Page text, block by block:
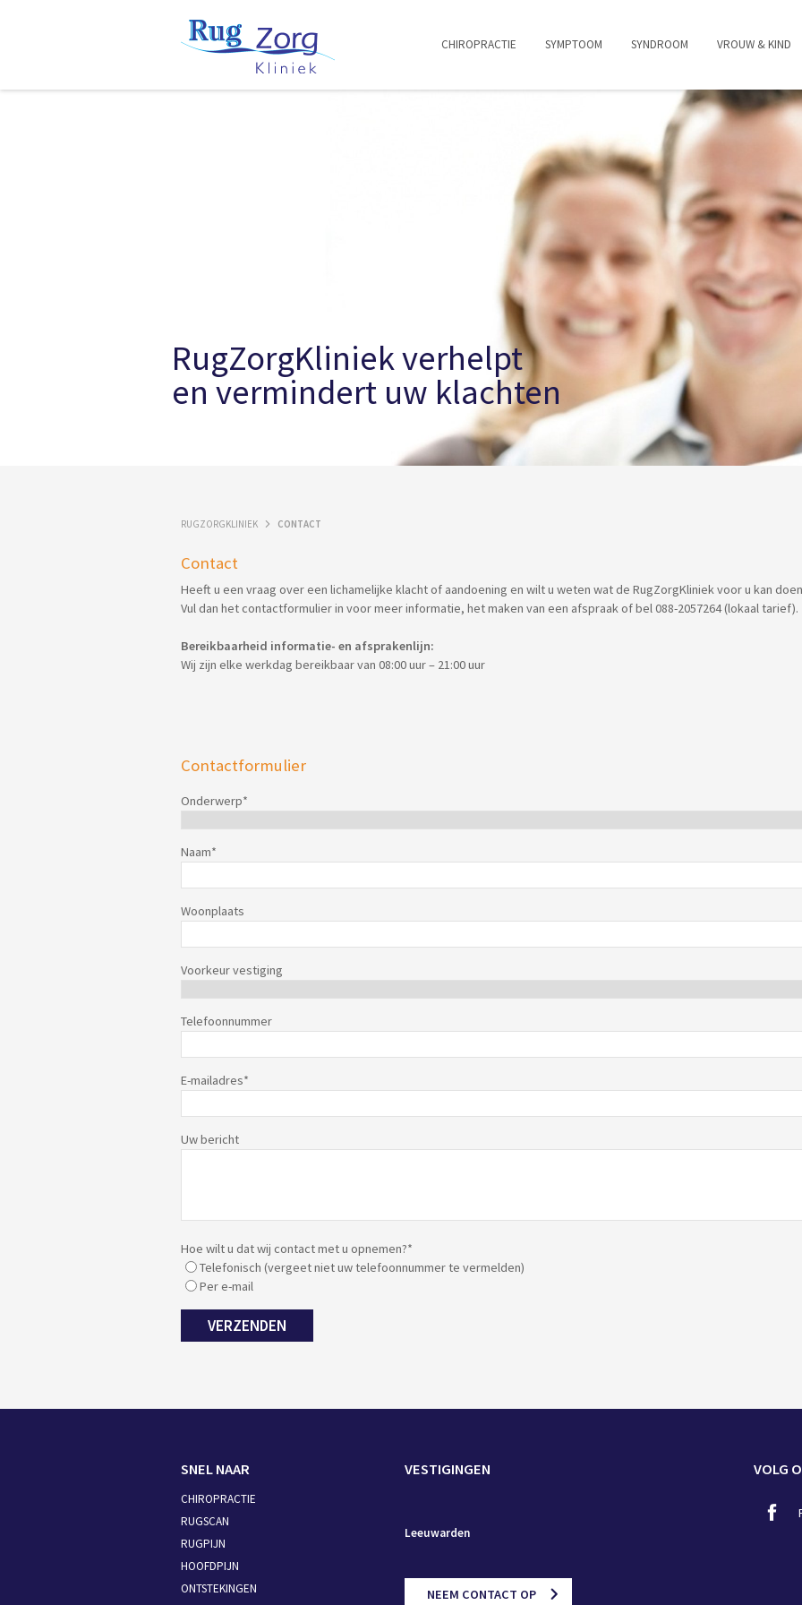
CHIROPRACTIE SYMPTOOM SYNDROOM VROUW & KIND
RugZorgKliniek verhelpt
en vermindert uw klachten
RUGZORGKLINIEK CONTACT
Contact
Heeft u een vraag over een lichamelijke klacht of aandoening en wilt u weten wat de RugZorgKliniek voor u kan
Vul dan het contactformulier in voor meer informatie, het maken van een afspraak of bel 088-2057264 (lokaal tarief).
Bereikbaarheid informatie- en afsprakenlijn:
Wij zijn elke werkdag bereikbaar van 08:00 uur – 21:00 uur
Contactformulier
Onderwerp*
Naam*
Woonplaats
Voorkeur vestiging
Telefoonnummer
E-mailadres*
Uw bericht
Hoe wilt u dat wij contact met u opnemen?*
Telefonisch (vergeet niet uw telefoonnummer te vermelden)
Per e-mail
VERZENDEN
SNEL NAAR
CHIROPRACTIE
RUGSCAN
RUGPIJN
HOOFDPIJN
ONTSTEKINGEN
VESTIGINGEN
Leeuwarden
NEEM CONTACT OP
VOLG